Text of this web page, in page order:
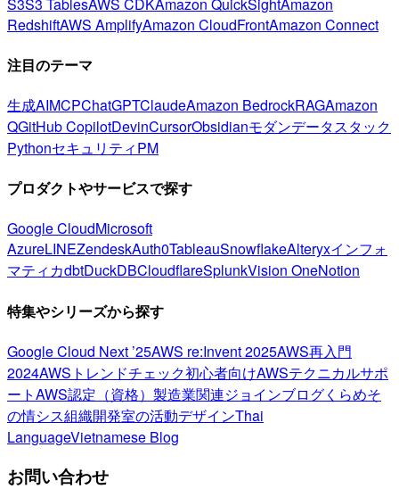
S3S3 TablesAWS CDKAmazon QuickSightAmazon
RedshiftAWS AmplifyAmazon CloudFrontAmazon Connect
注目のテーマ
生成AIMCPChatGPTClaudeAmazon BedrockRAGAmazon
QGitHub CopilotDevinCursorObsidianモダンデータスタック
PythonセキュリティPM
プロダクトやサービスで探す
Google CloudMicrosoft
AzureLINEZendeskAuth0TableauSnowflakeAlteryxインフォ
マティカdbtDuckDBCloudflareSplunkVision OneNotion
特集やシリーズから探す
Google Cloud Next ’25AWS re:Invent 2025AWS再入門
2024AWSトレンドチェック初心者向けAWSテクニカルサポ
ートAWS認定（資格） 製造業関連ジョインブログくらめそ
の情シス組織開発室の活動デザインThai
LanguageVietnamese Blog
お問い合わせ